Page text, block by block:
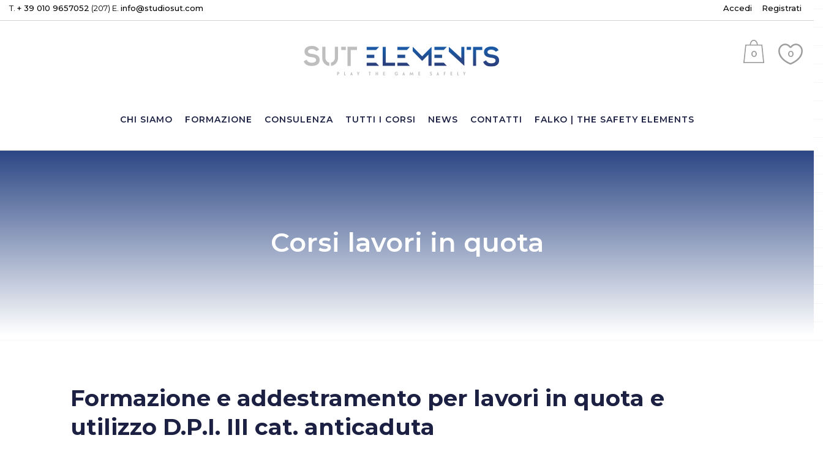
T. + 39 010 9657052 (207) E. info@studiosut.com Accedi Registrati
0 0
CHI SIAMO FORMAZIONE CONSULENZA TUTTI I CORSI NEWS CONTATTI FALKO | THE SAFETY ELEMENTS
Corsi lavori in quota
Formazione e addestramento per lavori in quota e
utilizzo D.P.I. III cat. anticaduta